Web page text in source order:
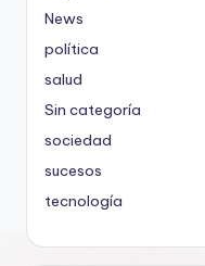
News
política
salud
Sin categoría
sociedad
sucesos
tecnología